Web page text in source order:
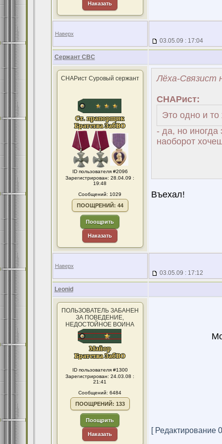
Наказать
Наверх
03.05.09 : 17:04
Сержант СВС
СНАРист Суровый сержант
ID пользователя #2096
Зарегистрирован: 28.04.09 :
19:48
Сообщений: 1029
ПООЩРЕНИЙ: 44
Поощрить
Наказать
Лёха-Связист
СНАРист:
Это одно и то
- да, но иногда
наоборот
Въехал!
Наверх
03.05.09 : 17:12
Leonid
ПОЛЬЗОВАТЕЛЬ ЗАБАНЕН
ЗА ПОВЕДЕНИЕ,
НЕДОСТОЙНОЕ ВОИНА
ID пользователя #1300
Зарегистрирован: 24.03.08 :
21:41
Сообщений: 6484
ПООЩРЕНИЙ: 133
Поощрить
Наказать [ Редактирование